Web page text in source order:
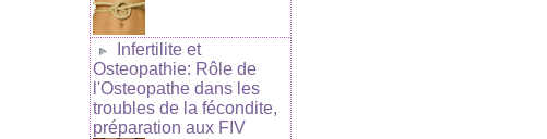
Infertilite et
Osteopathie: Rôle de
l'Osteopathe dans les
troubles de la fécondite,
préparation aux FIV